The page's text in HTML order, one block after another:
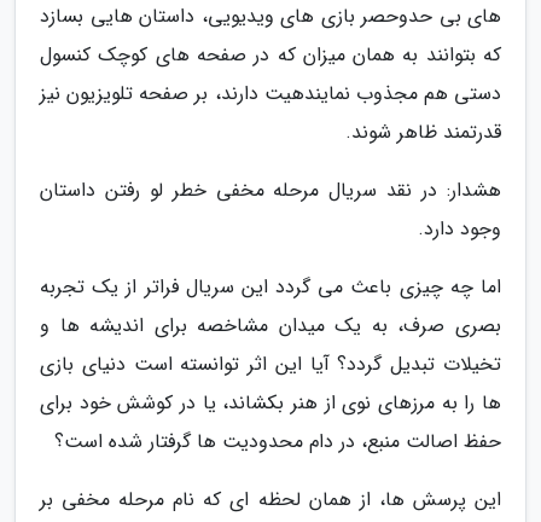
های بی حدوحصر بازی های ویدیویی، داستان هایی بسازد
که بتوانند به همان میزان که در صفحه های کوچک کنسول
دستی هم مجذوب نمایندهیت دارند، بر صفحه تلویزیون نیز
قدرتمند ظاهر شوند.
هشدار: در نقد سریال مرحله مخفی خطر لو رفتن داستان
وجود دارد.
اما چه چیزی باعث می گردد این سریال فراتر از یک تجربه
بصری صرف، به یک میدان مشاخصه برای اندیشه ها و
تخیلات تبدیل گردد؟ آیا این اثر توانسته است دنیای بازی
ها را به مرزهای نوی از هنر بکشاند، یا در کوشش خود برای
حفظ اصالت منبع، در دام محدودیت ها گرفتار شده است؟
این پرسش ها، از همان لحظه ای که نام مرحله مخفی بر